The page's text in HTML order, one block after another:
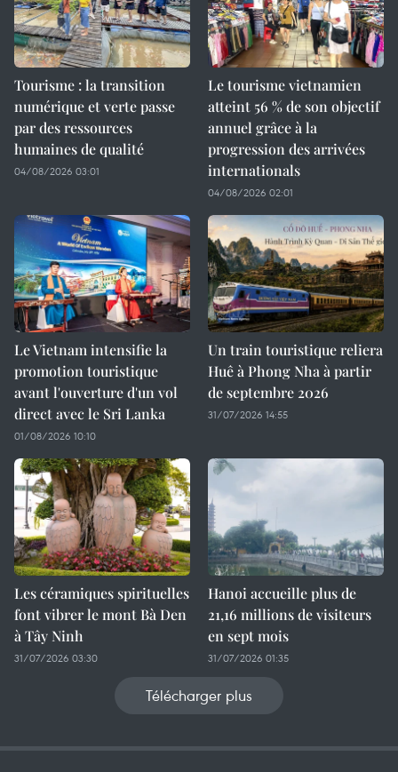
Tourisme : la transition
numérique et verte passe
par des ressources
humaines de qualité
04/08/2026 03:01
Le tourisme vietnamien
atteint 56 % de son objectif
annuel grâce à la
progression des arrivées
internationals
04/08/2026 02:01
Le Vietnam intensifie la
promotion touristique
avant l'ouverture d'un vol
direct avec le Sri Lanka
01/08/2026 10:10
Un train touristique reliera
Huê à Phong Nha à partir
de septembre 2026
31/07/2026 14:55
Les céramiques spirituelles
font vibrer le mont Bà Den
à Tây Ninh
31/07/2026 03:30
Hanoi accueille plus de
21,16 millions de visiteurs
en sept mois ​
31/07/2026 01:35
Télécharger plus